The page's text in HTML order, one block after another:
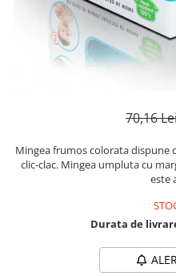
Ramtha
Audiobook
ReConnect
SelfConnect
70,16
Mingea frumos colorata dispune
clic-clac. Mingea umpluta cu
este
Durata de